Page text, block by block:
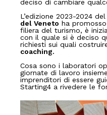
deciso di cambiare
L’edizione 2023-2024
del Veneto ha
filiera del turismo, è
con il quale si è deciso
richiesti sui quali
coaching.
Cosa sono i laboratori
giornate di lavoro
imprenditori di essere
Starting4 a rivedere le